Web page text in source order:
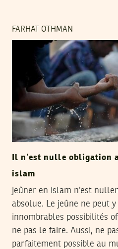
FARHAT OTHMAN
Il n’est nulle obligation
islam
jeûner en islam n’est
absolue. Le jeûne ne peut
innombrables possibilités
ne pas le faire. Aussi, ne
parfaitement possible au